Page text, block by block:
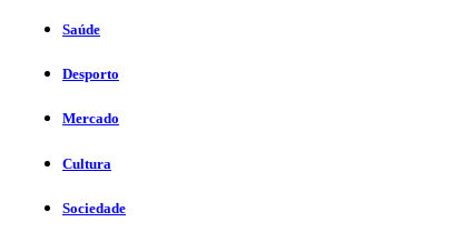
Saúde
Desporto
Mercado
Cultura
Sociedade